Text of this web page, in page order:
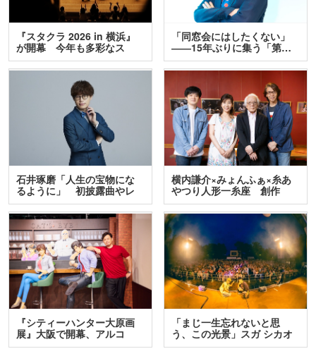
『スタクラ 2026 in 横浜』
が開幕 今年も多彩なス
テ…
「同窓会にはしたくない」
――15年ぶりに集う「第…
石井琢磨「人生の宝物にな
るように」 初披露曲やレ
ア…
横内謙介×みょんふぁ×糸あ
やつり人形一糸座 創作
人…
『シティーハンター大原画
展』大阪で開幕、アルコ
＆…
「まじ一生忘れないと思
う、この光景」スガ シカオ
と…